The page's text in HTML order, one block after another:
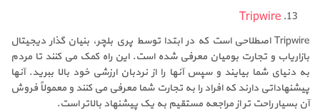
Tripwire
Tripwire اصطلاحی است که در ابتدا توسط پری بلچر، بنیان گذار دیجیتال
بازاریاب و تجارت بومیان معرفی شده است. این راه کمک می کنند تا مردم
به دنیای شما بیایند و سپس آنها را از نردبان ارزشی خود بالا ببرید. آنها
پیشنهاداتی دارند که افراد را به تجارت شما معرفی می کنند و معمولاً فروش
آن بسیار راحت تر از مراجعه مستقیم به یک پیشنهاد بالاتر است.